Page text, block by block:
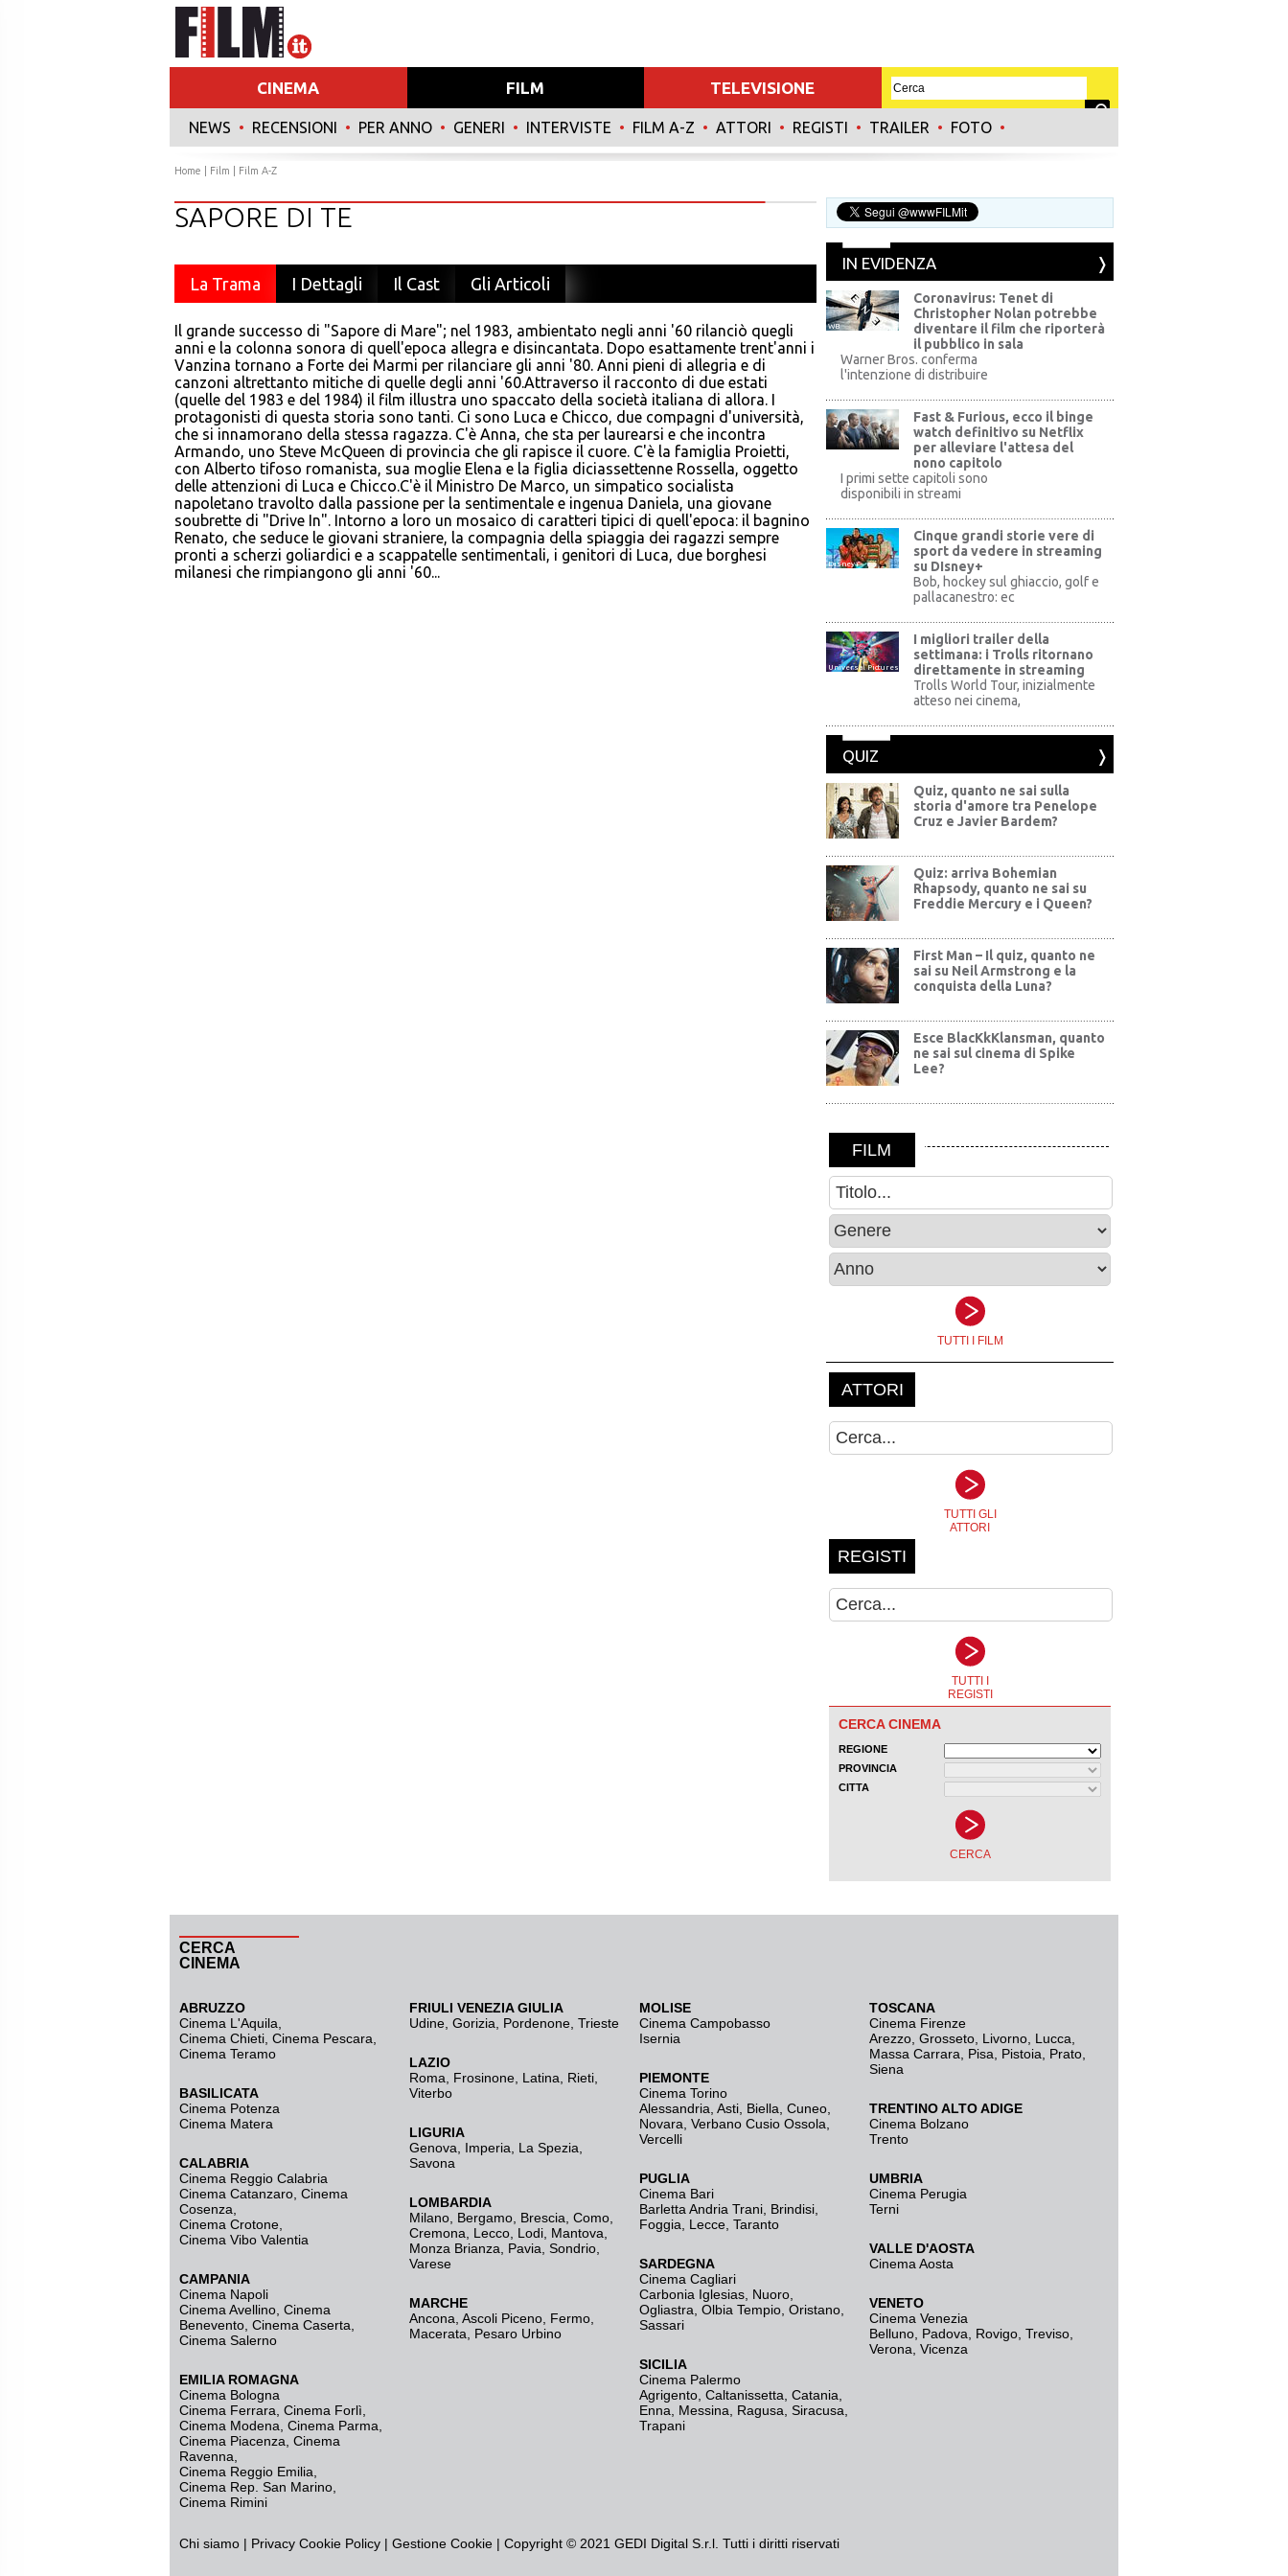
CINEMA FILM TELEVISIONE
NEWS • RECENSIONI • PER ANNO • GENERI • INTERVISTE • FILM A-Z • ATTORI • REGISTI • TRAILER • FOTO •
Home Film Film A-Z
SAPORE DI TE
La Trama I Dettagli Il Cast Gli Articoli
Il grande successo di "Sapore di Mare"; nel 1983, ambientato negli anni '60 rilanciò quegli
anni e la colonna sonora di quell'epoca allegra e disincantata. Dopo esattamente trent'anni i
Vanzina tornano a Forte dei Marmi per rilanciare gli anni '80. Anni pieni di allegria e di
canzoni altrettanto mitiche di quelle degli anni '60.Attraverso il racconto di due estati
(quelle del 1983 e del 1984) il film illustra uno spaccato della società italiana di allora. I
protagonisti di questa storia sono tanti. Ci sono Luca e Chicco, due compagni d'università,
che si innamorano della stessa ragazza. C'è Anna, che sta per laurearsi e che incontra
Armando, uno Steve McQueen di provincia che gli rapisce il cuore. C'è la famiglia Proietti,
con Alberto tifoso romanista, sua moglie Elena e la figlia diciassettenne Rossella, oggetto
delle attenzioni di Luca e Chicco.C'è il Ministro De Marco, un simpatico socialista
napoletano travolto dalla passione per la sentimentale e ingenua Daniela, una giovane
soubrette di "Drive In". Intorno a loro un mosaico di caratteri tipici di quell'epoca: il bagnino
Renato, che seduce le giovani straniere, la compagnia della spiaggia dei ragazzi sempre
pronti a scherzi goliardici e a scappatelle sentimentali, i genitori di Luca, due borghesi
milanesi che rimpiangono gli anni '60...
IN EVIDENZA
WB
Coronavirus: Tenet di
Christopher Nolan potrebbe
diventare il film che riporterà
il pubblico in sala
Warner Bros. conferma
l'intenzione di distribuire
Fast & Furious, ecco il binge
watch definitivo su Netflix
per alleviare l'attesa del
nono capitolo
I primi sette capitoli sono
disponibili in streami
Disney+
Cinque grandi storie vere di
sport da vedere in streaming
su DIsney+
Bob, hockey sul ghiaccio, golf e
pallacanestro: ec
Universal Pictures
I migliori trailer della
settimana: i Trolls ritornano
direttamente in streaming
Trolls World Tour, inizialmente
atteso nei cinema,
QUIZ
Quiz, quanto ne sai sulla
storia d'amore tra Penelope
Cruz e Javier Bardem?
Quiz: arriva Bohemian
Rhapsody, quanto ne sai su
Freddie Mercury e i Queen?
First Man – Il quiz, quanto ne
sai su Neil Armstrong e la
conquista della Luna?
Esce BlacKkKlansman, quanto
ne sai sul cinema di Spike
Lee?
CERCA
CINEMA
ABRUZZO
Cinema L'Aquila
Cinema Chieti, Cinema Pescara,
Cinema Teramo
BASILICATA
Cinema Potenza
Cinema Matera
CALABRIA
Cinema Reggio Calabria
Cinema Catanzaro Cinema
Cosenza
Cinema Crotone
Cinema Vibo Valentia
CAMPANIA
Cinema Napoli
Cinema Avellino Cinema
Benevento Cinema Caserta
Cinema Salerno
EMILIA ROMAGNA
Cinema Bologna
Cinema Ferrara Cinema Forlì
Cinema Modena Cinema Parma
Cinema Piacenza Cinema
Ravenna
Cinema Reggio Emilia
Cinema Rep. San Marino
Cinema Rimini
FRIULI VENEZIA GIULIA
Udine Gorizia Pordenone Trieste
LAZIO
Roma
Frosinone Latina Rieti
Viterbo
LIGURIA
Genova
Imperia La Spezia
Savona
LOMBARDIA
Milano Bergamo Brescia, Como
Cremona
Lecco Lodi Mantova
Monza Brianza
Pavia Sondrio
Varese
MARCHE
Ancona Ascoli Piceno Fermo
Macerata
Pesaro Urbino
MOLISE
Cinema Campobasso
Isernia
PIEMONTE
Cinema Torino
Alessandria Asti Biella Cuneo
Novara Verbano Cusio Ossola
Vercelli
PUGLIA
Cinema Bari
Barletta Andria Trani Brindisi
Foggia
Lecce Taranto
SARDEGNA
Cinema Cagliari
Carbonia Iglesias Nuoro
Ogliastra Olbia Tempio Oristano
Sassari
SICILIA
Cinema Palermo
Agrigento Caltanissetta Catania
Enna
Messina Ragusa Siracusa
Trapani
TOSCANA
Cinema Firenze
Arezzo Grosseto Livorno Lucca
Massa Carrara
Pisa Pistoia Prato
Siena
TRENTINO ALTO ADIGE
Cinema Bolzano
Trento
UMBRIA
Cinema Perugia
Terni
VALLE D'AOSTA
Cinema Aosta
VENETO
Cinema Venezia
Belluno Padova Rovigo Treviso
Verona Vicenza
Chi siamo | Privacy Cookie Policy | Gestione Cookie | Copyright © 2021 GEDI Digital S.r.l. Tutti i diritti riservati